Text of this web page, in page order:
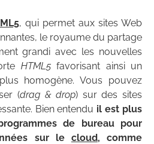
, qui permet aux sites Web
le royaume du partage
grandi avec les nouvelles
HTML5favorisant ainsi un
homogène. Vous pouvez
(drag & drop) sur des sites
Bien entendu il est plus
de bureau pour
sur le cloud, comme